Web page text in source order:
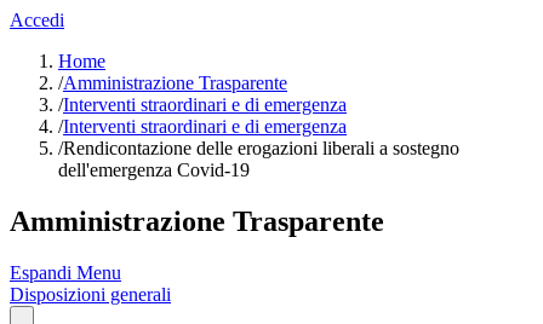
Accedi
Home
/Amministrazione Trasparente
/Interventi straordinari e di emergenza
/Interventi straordinari e di emergenza
/Rendicontazione delle erogazioni liberali a sostegno
dell'emergenza Covid-19
Amministrazione Trasparente
Espandi Menu
Disposizioni generali